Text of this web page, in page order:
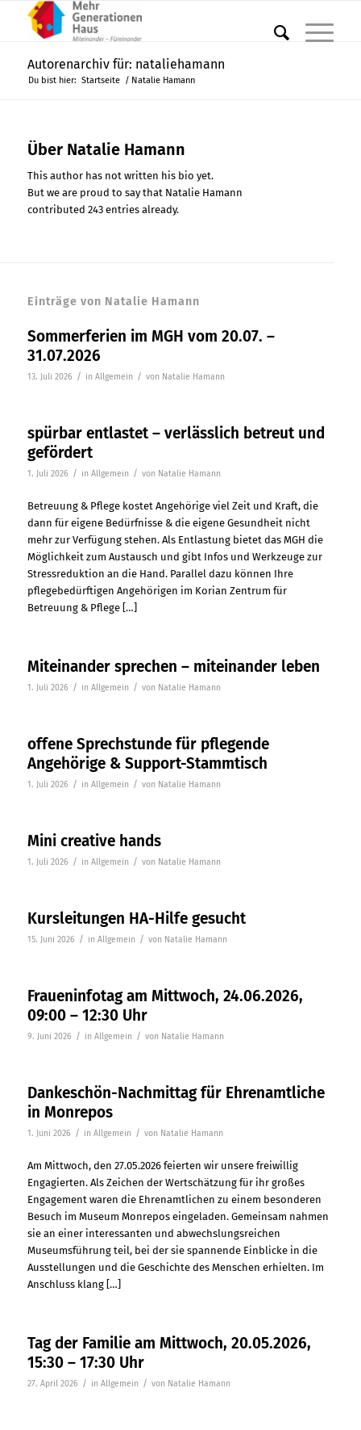
Autorenarchiv für: nataliehamann
Du bist hier: Startseite / Natalie Hamann
Über Natalie Hamann
This author has not written his bio yet.
But we are proud to say that Natalie Hamann
contributed 243 entries already.
Einträge von Natalie Hamann
Sommerferien im MGH vom 20.07. –
31.07.2026
13. Juli 2026 / in Allgemein / von Natalie Hamann
spürbar entlastet – verlässlich betreut und
gefördert
1. Juli 2026 / in Allgemein / von Natalie Hamann
Betreuung & Pflege kostet Angehörige viel Zeit und Kraft, die
dann für eigene Bedürfnisse & die eigene Gesundheit nicht
mehr zur Verfügung stehen. Als Entlastung bietet das MGH die
Möglichkeit zum Austausch und gibt Infos und Werkzeuge zur
Stressreduktion an die Hand. Parallel dazu können Ihre
pflegebedürftigen Angehörigen im Korian Zentrum für
Betreuung & Pflege […]
Miteinander sprechen – miteinander leben
1. Juli 2026 / in Allgemein / von Natalie Hamann
offene Sprechstunde für pflegende
Angehörige & Support-Stammtisch
1. Juli 2026 / in Allgemein / von Natalie Hamann
Mini creative hands
1. Juli 2026 / in Allgemein / von Natalie Hamann
Kursleitungen HA-Hilfe gesucht
15. Juni 2026 / in Allgemein / von Natalie Hamann
Fraueninfotag am Mittwoch, 24.06.2026,
09:00 – 12:30 Uhr
9. Juni 2026 / in Allgemein / von Natalie Hamann
Dankeschön-Nachmittag für Ehrenamtliche
in Monrepos
1. Juni 2026 / in Allgemein / von Natalie Hamann
Am Mittwoch, den 27.05.2026 feierten wir unsere freiwillig
Engagierten. Als Zeichen der Wertschätzung für ihr großes
Engagement waren die Ehrenamtlichen zu einem besonderen
Besuch im Museum Monrepos eingeladen. Gemeinsam nahmen
sie an einer interessanten und abwechslungsreichen
Museumsführung teil, bei der sie spannende Einblicke in die
Ausstellungen und die Geschichte des Menschen erhielten. Im
Anschluss klang […]
Tag der Familie am Mittwoch, 20.05.2026,
15:30 – 17:30 Uhr
27. April 2026 / in Allgemein / von Natalie Hamann